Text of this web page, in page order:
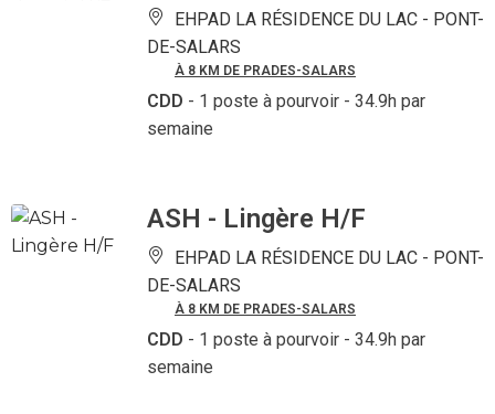
EHPAD LA RÉSIDENCE DU LAC - PONT-
DE-SALARS
À 8 KM DE PRADES-SALARS
CDD - 1 poste à pourvoir - 34.9h par
semaine
ASH - Lingère H/F
EHPAD LA RÉSIDENCE DU LAC - PONT-
DE-SALARS
À 8 KM DE PRADES-SALARS
CDD - 1 poste à pourvoir - 34.9h par
semaine